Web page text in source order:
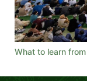
What to learn